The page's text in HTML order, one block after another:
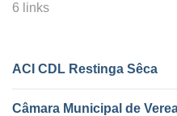
6 links
ACI CDL Restinga Sêca
Câmara Municipal de